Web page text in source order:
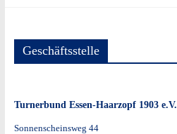
Geschäftsstelle
Turnerbund Essen-Haarzopf 1903 e.V.
Sonnenscheinsweg 44